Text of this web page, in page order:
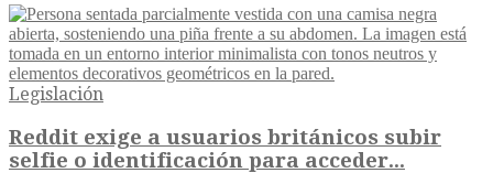
Legislación
Reddit exige a usuarios británicos subir
selfie o identificación para acceder...